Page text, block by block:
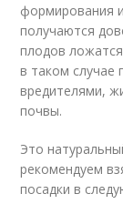
формирования
получаются
плодов
в таком случае
вредителями,
почвы.
Это
рекомендуем
посадки в